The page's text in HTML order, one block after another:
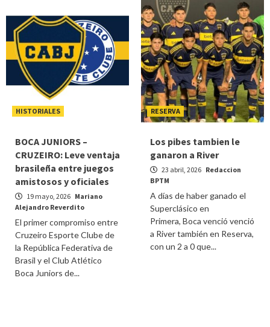
HISTORIALES
BOCA JUNIORS –
CRUZEIRO: Leve ventaja
brasileña entre juegos
amistosos y oficiales
19 mayo, 2026 Mariano
Alejandro Reverdito
El primer compromiso entre
Cruzeiro Esporte Clube de
la República Federativa de
Brasil y el Club Atlético
Boca Juniors de...
RESERVA
Los pibes tambien le
ganaron a River
23 abril, 2026 Redaccion
BPTM
A días de haber ganado el
Superclásico en
Primera, Boca venció venció
a River también en Reserva,
con un 2 a 0 que...